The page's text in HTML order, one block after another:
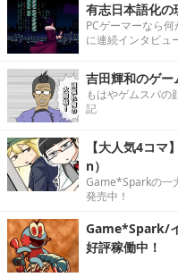
有志日本語化の
PCゲーマーなら
に連続インタビュ
吉田輝和のゲ
もはやゲムスパの
記
【大人気4コ
n）
Game*Sparkの一
発売中！
Game*Spark/
好評稼働中！